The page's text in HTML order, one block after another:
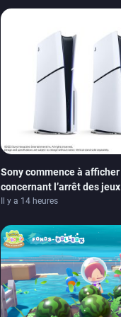
Sony commence à
concernant l’arrêt des
carton des PlayStation 5
Il y a 14 heures